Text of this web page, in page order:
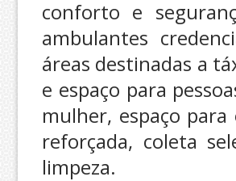
conforto e
ambulantes
áreas destinadas a
e espaço para
mulher, espaço
reforçada, coleta
limpeza.